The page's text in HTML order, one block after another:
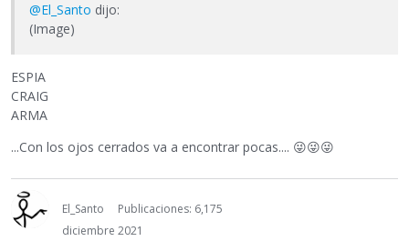
@El_Santo dijo:
(Image)
ESPIA
CRAIG
ARMA
...Con los ojos cerrados va a encontrar pocas.... 😜😜😜
El_Santo
Publicaciones: 6,175
diciembre 2021